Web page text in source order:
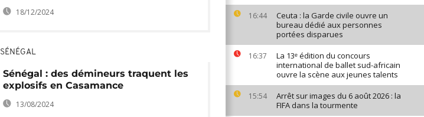
16:44
Ceuta : la Garde civile ouvre un
bureau dédié aux personnes
portées disparues
16:37
La 13ᵉ édition du concours
international de ballet sud-africain
ouvre la scène aux jeunes talents
15:54
Arrêt sur images du 6 août 2026 : la
FIFA dans la tourmente
18/12/2024
SÉNÉGAL
Sénégal : des démineurs traquent les
explosifs en Casamance
13/08/2024